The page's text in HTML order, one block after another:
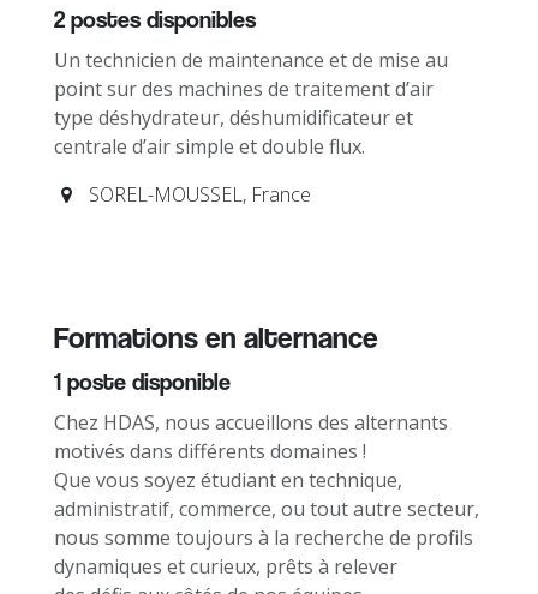
2postes disponibles
Un technicien de maintenance et de mise au
point sur des machines de traitement d’air
type déshydrateur, déshumidificateur et
centrale d’air simple et double flux.
SOREL-MOUSSEL, France
Formations en alternance
1 poste disponible
Chez HDAS, nous accueillons des alternants
motivés dans différents domaines !
Que vous soyez étudiant en technique,
administratif, commerce, ou tout autre secteur,
nous somme toujours à la recherche de profils
dynamiques et curieux, prêts à relever